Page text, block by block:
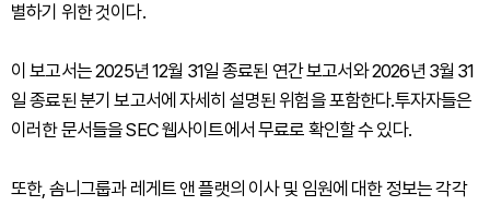
별하기 위한 것이다.
이 보고서는 2025년 12월 31일 종료된 연간 보고서와 2026년 3월 31
일 종료된 분기 보고서에 자세히 설명된 위험을 포함한다.투자자들은
이러한 문서들을 SEC 웹사이트에서 무료로 확인할 수 있다.
또한, 솜니그룹과 레게트 앤 플랫의 이사 및 임원에 대한 정보는 각각